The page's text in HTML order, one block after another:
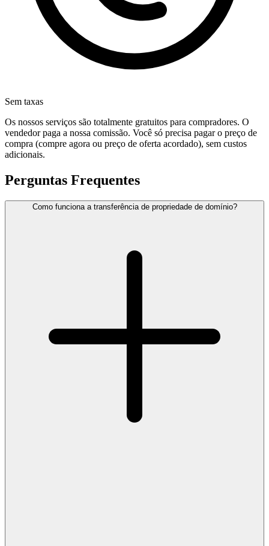
Sem taxas
Os nossos serviços são totalmente gratuitos para compradores. O
vendedor paga a nossa comissão. Você só precisa pagar o preço de
compra (compre agora ou preço de oferta acordado), sem custos
adicionais.
Perguntas Frequentes
Como funciona a transferência de propriedade de domínio?